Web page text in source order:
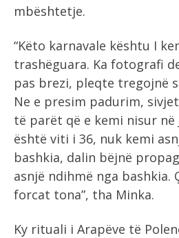
mbështetje.
“Këto karnavale kështu I
trashëguara. Ka fotografi
pas brezi, pleqte tregojnë
Ne e presim padurim,
të parët që e kemi nisur në
është viti i 36, nuk kemi
bashkia, dalin bëjnë
asnjë ndihmë nga bashkia.
forcat tona”, tha Minka.
Ky rituali i Arapëve të